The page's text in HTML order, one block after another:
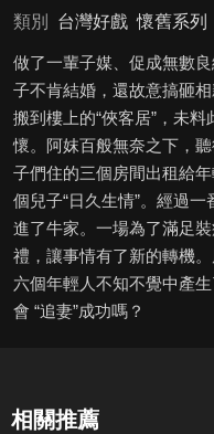
類別
台灣好戲 懷舊系列
做了一輩子媒、促成無數
子不肯結婚，還故意搞砸
搬到樓上的“俠客居”，未
懷。阿妺百般無奈之下，
子們住的三個房間出租給
個兒子“日久生情”。經過
進了牛家。一場為了滿足
禮，讓事情有了新的轉機
六個年輕人不知不覺中產
會 “追妻”成功嗎？
相關推薦